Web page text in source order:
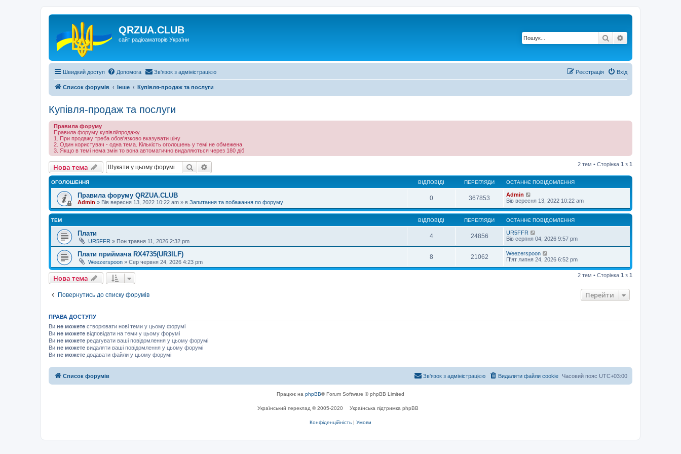
QRZUA.CLUB
сайт радіоаматорів України Пошук
Швидкий доступ Допомога Зв'язок з адміністрацією Вхід
Реєстрація
Список форумів Інше Купівля-продаж та послуги
Купівля-продаж та послуги
Правила форуму
Правила форуму купівлі/продажу.
1. При продажу треба обов'язково вказувати ціну
2. Один користувач - одна тема. Кількість оголошень у темі не обмежена
3. Якщо в темі нема змін то вона автоматично видаляються через 180 діб
Нова тема Пошук 2 тем • Сторінка 1 з 1
ОГОЛОШЕННЯ ВІДПОВІДІ ПЕРЕГЛЯДИ ОСТАННЄ ПОВІДОМЛЕННЯ
Правила форуму QRZUA.CLUB
Admin » Вів вересня 13, 2022 10:22 am » в Запитання та побажання по форуму
0 367853
Admin
Вів вересня 13, 2022 10:22 am
ТЕМ ВІДПОВІДІ ПЕРЕГЛЯДИ ОСТАННЄ ПОВІДОМЛЕННЯ
Плати
UR5FFR » Пон травня 11, 2026 2:32 pm
4 24856
UR5FFR
Вів серпня 04, 2026 9:57 pm
Плати приймача RX4735(UR3ILF)
Weezerspoon » Сер червня 24, 2026 4:23 pm
8 21062
Weezerspoon
П'ят липня 24, 2026 6:52 pm
Нова тема 2 тем • Сторінка 1 з 1
Повернутись до списку форумів Перейти
ПРАВА ДОСТУПУ
Ви не можете створювати нові теми у цьому форумі
Ви не можете відповідати на теми у цьому форумі
Ви не можете редагувати ваші повідомлення у цьому форумі
Ви не можете видаляти ваші повідомлення у цьому форумі
Ви не можете додавати файли у цьому форумі
Список форумів Часовий пояс UTC+03:00
Видалити файли cookie
Зв'язок з адміністрацією
Працює на phpBB® Forum Software © phpBB Limited
Український переклад © 2005-2020 Українська підтримка phpBB
Конфіденційність | Умови